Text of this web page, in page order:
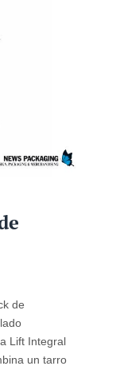
de
Lift Integral
un tarro